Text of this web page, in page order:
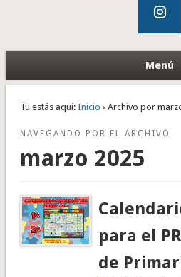
Menú
Tu estás aquí: Inicio › Archivo por
NAVEGANDO POR EL ARCHIVO
marzo 2025
para el
de